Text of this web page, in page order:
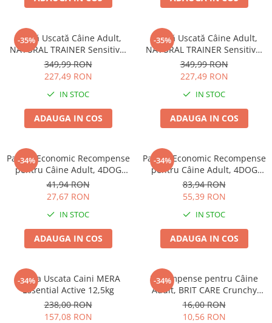
-35%
Hrană Uscată Câine Adult,
NATURAL TRAINER Sensitive,
Fără Gluten, Talie
Medie/Mare, Iepure, 12kg
349,99 RON
227,49 RON
IN STOC
ADAUGA IN COS
-35%
Hrană Uscată Câine Adult,
NATURAL TRAINER Sensitive,
Fără Gluten, Talie
Medie/Mare, Miel, 12kg
349,99 RON
227,49 RON
IN STOC
ADAUGA IN COS
-34%
Pachet Economic Recompense
pentru Câine Adult, 4DOG
GOODIES Trainer, Miel și
Orez, 6x150g
41,94 RON
27,67 RON
IN STOC
ADAUGA IN COS
-34%
Pachet Economic Recompense
pentru Câine Adult, 4DOG
GOODIES Classic, Jerky
Tenders Pui, 6x100g
83,94 RON
55,39 RON
IN STOC
ADAUGA IN COS
-34%
Hrana Uscata Caini MERA
Essential Active 12,5kg
238,00 RON
157,08 RON
-34%
Recompense pentru Câine
Adult, BRIT CARE Crunchy
Cracker, Insecte, Curcan și
Mere, 200g
16,00 RON
10,56 RON